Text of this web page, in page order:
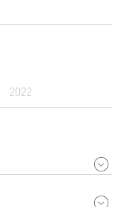
2022